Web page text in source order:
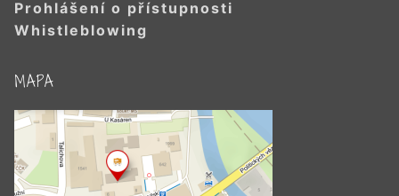
Prohlášení o přístupnosti
Whistleblowing
MAPA